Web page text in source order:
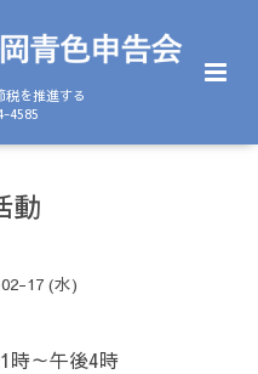
税を推進する
4585
動
17 (水)
～午後4時